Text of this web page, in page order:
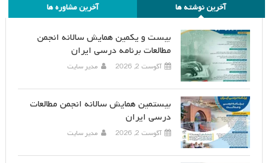
آخرین نوشته ها آخرین مشاوره ها
بیست و یکمین همایش سالانه انجمن
مطالعات برنامه درسی ایران
آگوست 2, 2026 مدیر سایت
بیستمین همایش سالانه انجمن مطالعات
درسی ایران
آگوست 2, 2026 مدیر سایت